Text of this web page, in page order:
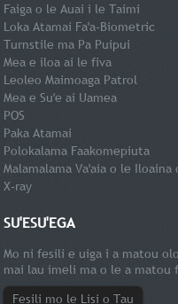
Faiga o le Auai i le Taimi
Loka Atamai Fa'a-Biometric
Turnstile ma Pa Puipui
Mea e iloa ai le fiva
Leoleo Maimoaga Patrol
Mea e Su'e ai Uamea
POS
Paka Atamai
Polokalama Faakomepiuta
Malamalama Va'aia o le Iloaina
X-ray
SU'ESU'EGA
Mo ni fesili e uiga i a matou
mai lau imeli ma o le a
Fesili mo le Lisi o Tau